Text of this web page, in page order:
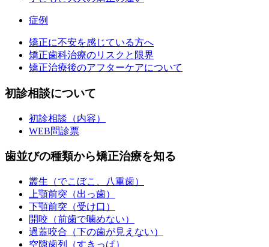
症例
矯正に不安を感じている方へ
矯正歯科治療のリスクと限界
矯正治療後のアフターケアについて
初診相談について
初診相談（内容）
WEB問診票
歯並びの種類から矯正治療を知る
叢生（でこぼこ、八重歯）
上顎前突（出っ歯）
下顎前突（受け口）
開咬（前歯で噛めない）
過蓋咬合（下の歯が見えない）
空隙歯列（すきっぱ）